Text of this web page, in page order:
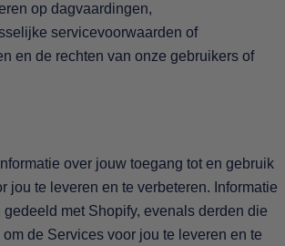
op dagvaardingen,
servicevoorwaarden of
en de rechten van onze gebruikers of
over jouw toegang tot en gebruik
jou te leveren en te verbeteren. Informatie
met Shopify, evenals derden die
de Services voor jou te leveren en te